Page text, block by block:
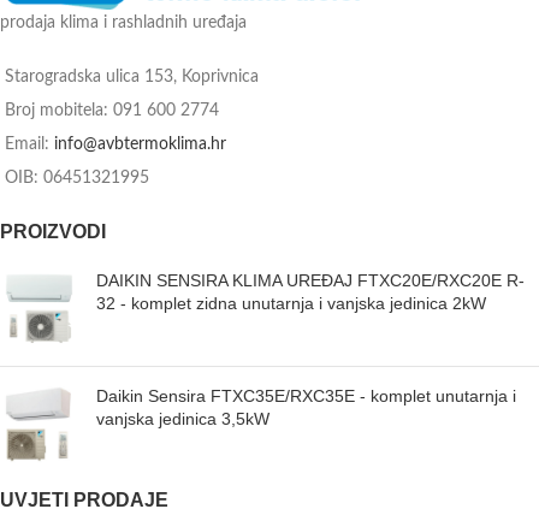
prodaja klima i rashladnih uređaja
Starogradska ulica 153, Koprivnica
Broj mobitela: 091 600 2774
Email: info@avbtermoklima.hr
OIB: 06451321995
PROIZVODI
DAIKIN SENSIRA KLIMA UREĐAJ FTXC20E/RXC20E R-
32 - komplet zidna unutarnja i vanjska jedinica 2kW
Daikin Sensira FTXC35E/RXC35E - komplet unutarnja i
vanjska jedinica 3,5kW
UVJETI PRODAJE